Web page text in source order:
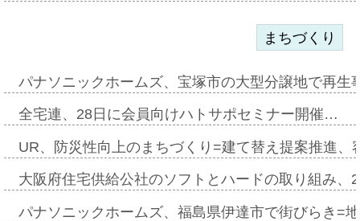
まちづくり
パナソニックホームズ、宝塚市の大型分譲地で再
全宅連、28日に会員向けハトサポセミナー開催…
UR、防災性向上のまちづくり=建て替え提案推進
大阪府住宅供給公社のソフトとハードの取り組み
パナソニックホームズ、福島県伊達市で街びらき=